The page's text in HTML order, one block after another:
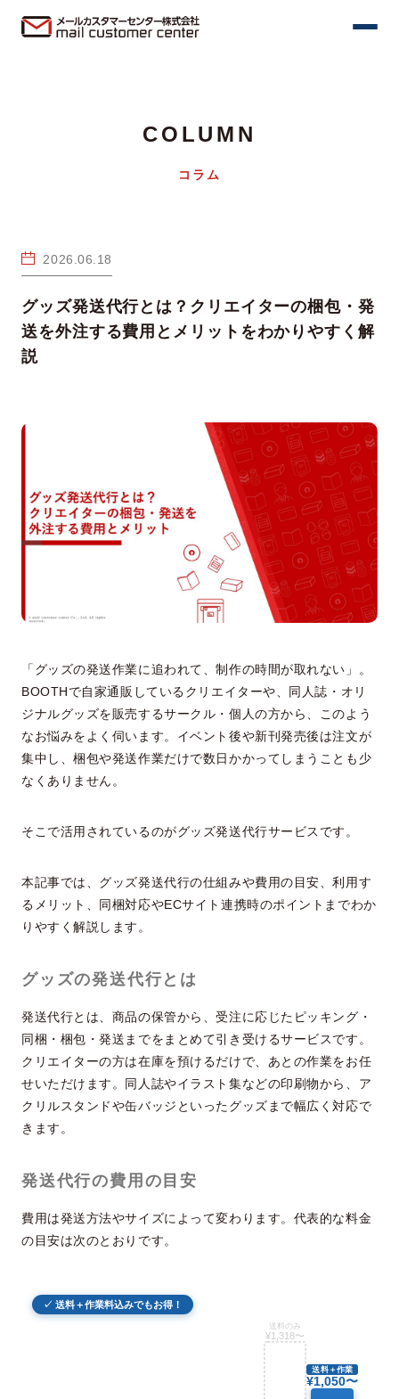
COLUMN
コラム
2026.06.18
グッズ発送代行とは？クリエイターの梱包・発
送を外注する費用とメリットをわかりやすく解
説
「グッズの発送作業に追われて、制作の時間が取れない」。
BOOTHで自家通販しているクリエイターや、同人誌・オリ
ジナルグッズを販売するサークル・個人の方から、このよう
なお悩みをよく伺います。イベント後や新刊発売後は注文が
集中し、梱包や発送作業だけで数日かかってしまうことも少
なくありません。
そこで活用されているのがグッズ発送代行サービスです。
本記事では、グッズ発送代行の仕組みや費用の目安、利用す
るメリット、同梱対応やECサイト連携時のポイントまでわか
りやすく解説します。
グッズの発送代行とは
発送代行とは、商品の保管から、受注に応じたピッキング・
同梱・梱包・発送までをまとめて引き受けるサービスです。
クリエイターの方は在庫を預けるだけで、あとの作業をお任
せいただけます。同人誌やイラスト集などの印刷物から、ア
クリルスタンドや缶バッジといったグッズまで幅広く対応で
きます。
発送代行の費用の目安
費用は発送方法やサイズによって変わります。代表的な料金
の目安は次のとおりです。
✓ 送料＋作業料込みでもお得！
送料のみ
¥1,318〜
送料＋作業
¥1,050〜